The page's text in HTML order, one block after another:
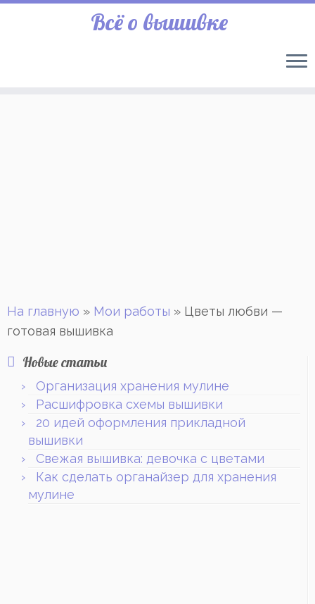
Всё о вышивке
На главную » Мои работы » Цветы любви —
готовая вышивка
Новые статьи
Организация хранения мулине
Расшифровка схемы вышивки
20 идей оформления прикладной
вышивки
Свежая вышивка: девочка с цветами
Как сделать органайзер для хранения
мулине